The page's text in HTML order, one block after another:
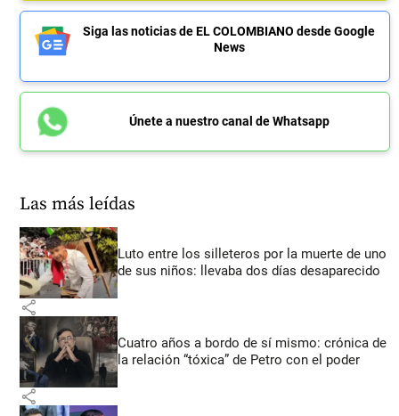
Siga las noticias de EL COLOMBIANO desde Google
News
Únete a nuestro canal de Whatsapp
Las más leídas
Luto entre los silleteros por la muerte de uno
de sus niños: llevaba dos días desaparecido
share
Cuatro años a bordo de sí mismo: crónica de
la relación “tóxica” de Petro con el poder
share